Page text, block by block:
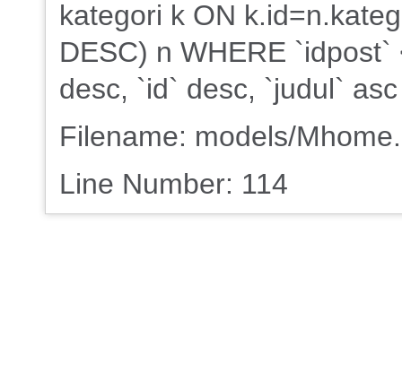
kategori k ON
DESC) n WHERE
desc, `id` desc, `judul` asc
Filename: models/
Line Number: 114